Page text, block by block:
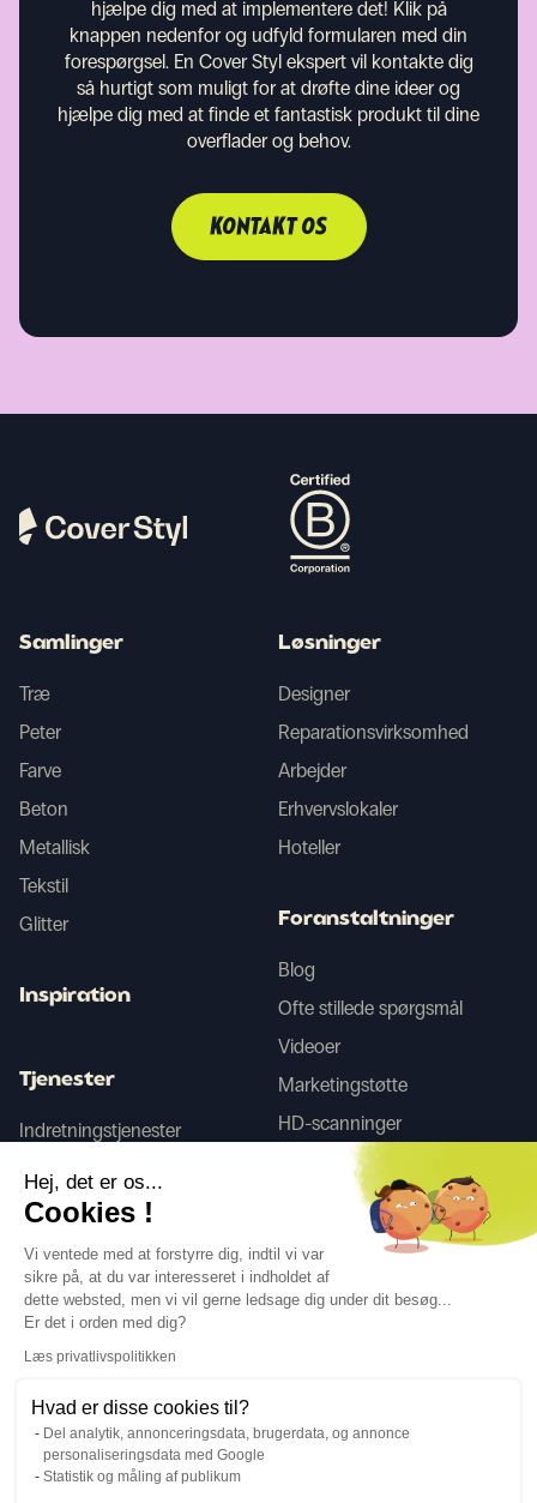
hjælpe dig med at implementere det! Klik på
knappen nedenfor og udfyld formularen med din
forespørgsel. En Cover Styl ekspert vil kontakte dig
så hurtigt som muligt for at drøfte dine ideer og
hjælpe dig med at finde et fantastisk produkt til dine
overflader og behov.
KONTAKT OS
Følg os
Samlinger
Træ
Peter
Farve
Beton
Metallisk
Tekstil
Glitter
Inspiration
Tjenester
Indretningstjenester
Løsninger
Designer
Reparationsvirksomhed
Arbejder
Erhvervslokaler
Hoteller
Foranstaltninger
Blog
Ofte stillede spørgsmål
Videoer
Marketingstøtte
HD-scanninger
Juridiske oplysningerPrivatlivspolitik
Sprog DA ↓
Hej, det er os...
Cookies !
Vi ventede med at forstyrre dig, indtil vi var
sikre på, at du var interesseret i indholdet af
dette websted, men vi vil gerne ledsage dig under dit besøg...
Er det i orden med dig?
Læs privatlivspolitikken
Hvad er disse cookies til?
Del analytik, annonceringsdata, brugerdata, og annonce
personaliseringsdata med Google
Statistik og måling af publikum